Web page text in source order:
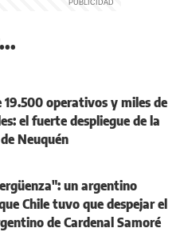
19.500 operativos y miles de
el fuerte despliegue de la
Neuquén
un argentino
Chile tuvo que despejar el
de Cardenal Samoré